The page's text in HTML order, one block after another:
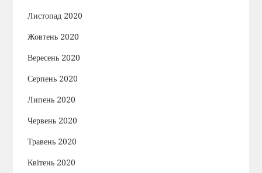
Листопад 2020
Жовтень 2020
Вересень 2020
Серпень 2020
Липень 2020
Червень 2020
Травень 2020
Квітень 2020